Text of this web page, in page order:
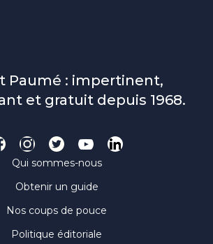
Paumé : impertinent,
et gratuit depuis 1968.
Qui sommes-nous
Obtenir un guide
Nos coups de pouce
Politique éditoriale